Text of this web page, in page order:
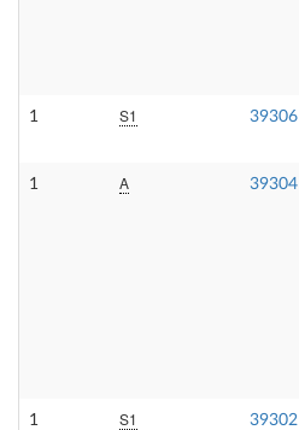
1 S1 39306
1 A 39304
1 S1 39302